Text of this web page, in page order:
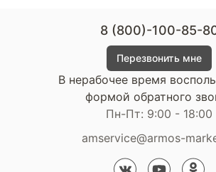
8 (800)-100-85-
Перезвонить мне
В нерабочее время
формой обратного
Пн-Пт: 9:00 - 18:00
amservice@armos-